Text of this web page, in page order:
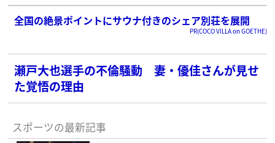
全国の絶景ポイントにサウナ付きのシェア別荘を展開
PR(COCO VILLA on GOETHE)
瀬戸大也選手の不倫騒動 妻・優佳さんが見せ
た覚悟の理由
スポーツの最新記事